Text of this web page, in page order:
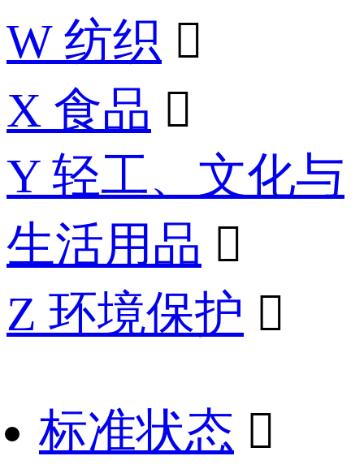
W 纺织 
X 食品 
Y 轻工、文化与
生活用品 
Z 环境保护 
标准状态 